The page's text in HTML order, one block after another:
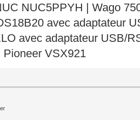
NUC5PPYH | Wago
avec adaptateur
avec adaptateur USB/
VSX921